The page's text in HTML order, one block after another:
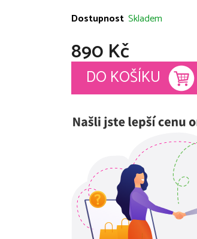
je
z
5
hvězdiček.
Dostupnost Skladem
890 Kč
Měrná cena:
DO KOŠÍKU